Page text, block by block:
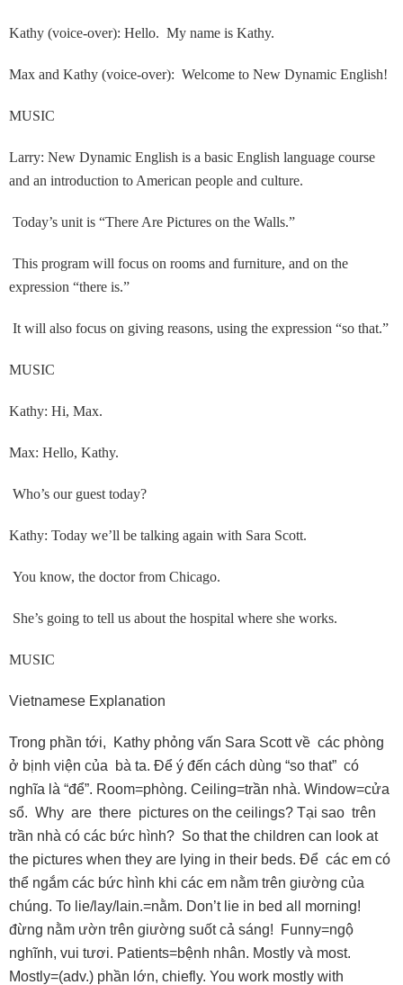
Kathy (voice-over): Hello. My name is Kathy.
Max and Kathy (voice-over): Welcome to New Dynamic English!
MUSIC
Larry: New Dynamic English is a basic English language course
and an introduction to American people and culture.
Today’s unit is “There Are Pictures on the Walls.”
This program will focus on rooms and furniture, and on the
expression “there is.”
It will also focus on giving reasons, using the expression “so that.”
MUSIC
Kathy: Hi, Max.
Max: Hello, Kathy.
Who’s our guest today?
Kathy: Today we’ll be talking again with Sara Scott.
You know, the doctor from Chicago.
She’s going to tell us about the hospital where she works.
MUSIC
Vietnamese Explanation
Trong phần tới, Kathy phỏng vấn Sara Scott về các phòng
ở bịnh viện của bà ta. Ðể ý đến cách dùng “so that” có
nghĩa là “để”. Room=phòng. Ceiling=trần nhà. Window=cửa
sổ. Why are there pictures on the ceilings? Tại sao trên
trần nhà có các bức hình? So that the children can look at
the pictures when they are lying in their beds. Ðể các em có
thể ngắm các bức hình khi các em nằm trên giường của
chúng. To lie/lay/lain.=nằm. Don’t lie in bed all morning!
đừng nằm ườn trên giường suốt cả sáng! Funny=ngộ
nghĩnh, vui tươi. Patients=bệnh nhân. Mostly và most.
Mostly=(adv.) phần lớn, chiefly. You work mostly with